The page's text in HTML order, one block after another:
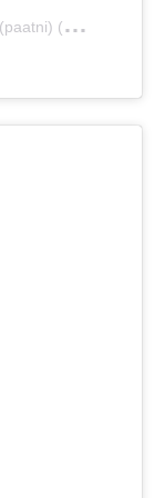
A
post shared by disha patani (paatni) (@dishapatani)